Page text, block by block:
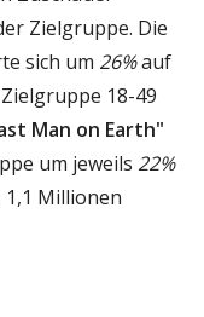
Zielgruppe. Die
sich um 26%auf
18-49
Man on Earth"
um jeweils 22%
Millionen